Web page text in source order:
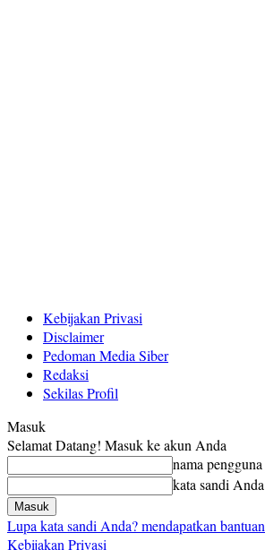
Kebijakan Privasi
Disclaimer
Pedoman Media Siber
Redaksi
Sekilas Profil
Masuk
Selamat Datang! Masuk ke akun Anda
nama pengguna
kata sandi Anda
Lupa kata sandi Anda? mendapatkan bantuan
Kebijakan Privasi